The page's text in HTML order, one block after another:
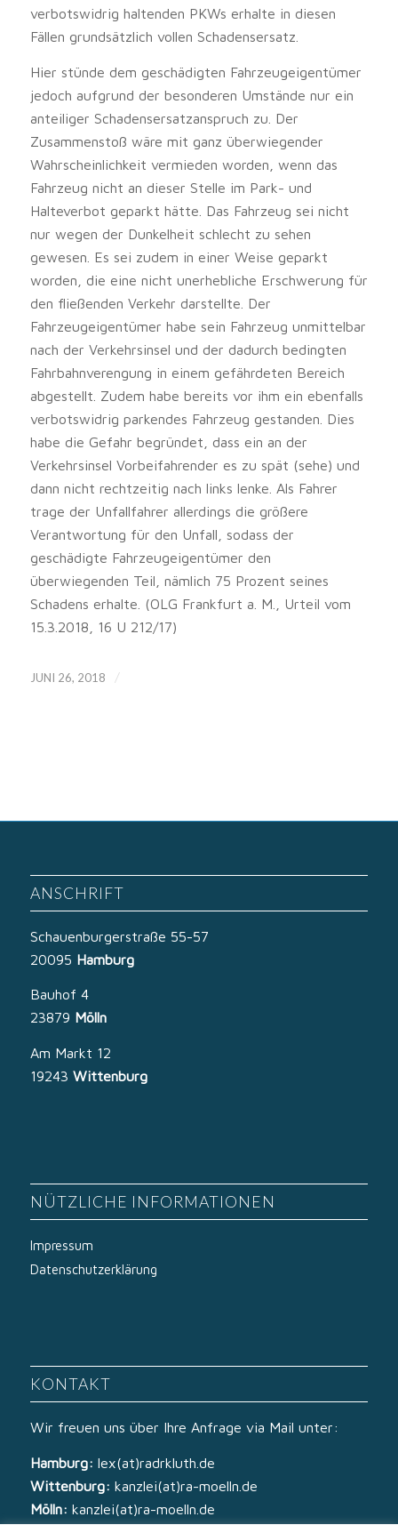
verbotswidrig haltenden PKWs erhalte in diesen
Fällen grundsätzlich vollen Schadensersatz.
Hier stünde dem geschädigten Fahrzeugeigentümer
jedoch aufgrund der besonderen Umstände nur ein
anteiliger Schadensersatzanspruch zu. Der
Zusammenstoß wäre mit ganz überwiegender
Wahrscheinlichkeit vermieden worden, wenn das
Fahrzeug nicht an dieser Stelle im Park- und
Halteverbot geparkt hätte. Das Fahrzeug sei nicht
nur wegen der Dunkelheit schlecht zu sehen
gewesen. Es sei zudem in einer Weise geparkt
worden, die eine nicht unerhebliche Erschwerung für
den fließenden Verkehr darstellte. Der
Fahrzeugeigentümer habe sein Fahrzeug unmittelbar
nach der Verkehrsinsel und der dadurch bedingten
Fahrbahnverengung in einem gefährdeten Bereich
abgestellt. Zudem habe bereits vor ihm ein ebenfalls
verbotswidrig parkendes Fahrzeug gestanden. Dies
habe die Gefahr begründet, dass ein an der
Verkehrsinsel Vorbeifahrender es zu spät (sehe) und
dann nicht rechtzeitig nach links lenke. Als Fahrer
trage der Unfallfahrer allerdings die größere
Verantwortung für den Unfall, sodass der
geschädigte Fahrzeugeigentümer den
überwiegenden Teil, nämlich 75 Prozent seines
Schadens erhalte. (OLG Frankfurt a. M., Urteil vom
15.3.2018, 16 U 212/17)
JUNI 26, 2018 /
ANSCHRIFT
Schauenburgerstraße 55-57
20095 Hamburg
Bauhof 4
23879 Mölln
Am Markt 12
19243 Wittenburg
NÜTZLICHE INFORMATIONEN
Impressum
Datenschutzerklärung
KONTAKT
Wir freuen uns über Ihre Anfrage via Mail unter:
Hamburg: lex(at)radrkluth.de
Wittenburg: kanzlei(at)ra-moelln.de
Mölln: kanzlei(at)ra-moelln.de